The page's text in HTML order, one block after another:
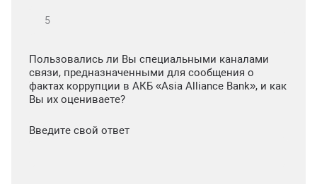
Пользовались ли Вы специальными каналами
связи, предназначенными для сообщения о
фактах коррупции в АКБ «Asia Alliance Bank», и как
Вы их оцениваете?
Введите свой ответ